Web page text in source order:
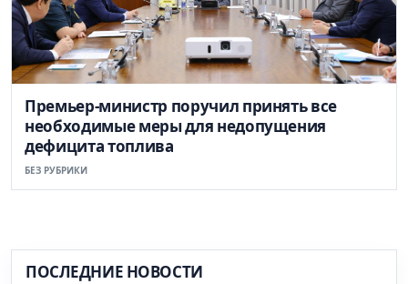
Премьер-министр поручил принять все
необходимые меры для недопущения
дефицита топлива
БЕЗ РУБРИКИ
ПОСЛЕДНИЕ НОВОСТИ